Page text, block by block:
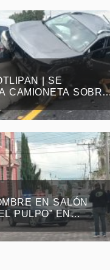
| SE
CAMIONETA SOBRE
VERACRUZ
EN SALÓN
PULPO” EN